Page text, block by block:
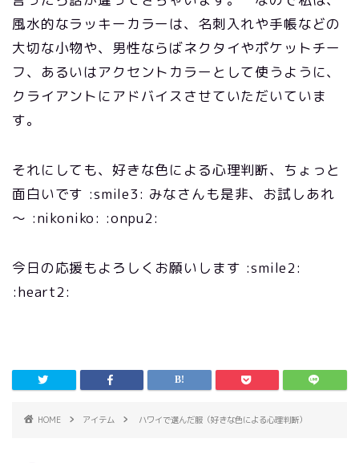
風水的なラッキーカラーは、名刺入れや手帳などの
大切な小物や、男性ならばネクタイやポケットチー
フ、あるいはアクセントカラーとして使うように、
クライアントにアドバイスさせていただいていま
す。
それにしても、好きな色による心理判断、ちょっと
面白いです :smile3: みなさんも是非、お試しあれ
～ :nikoniko: :onpu2:
今日の応援もよろしくお願いします :smile2:
:heart2:
HOME アイテム ハワイで選んだ服（好きな色による心理判断）